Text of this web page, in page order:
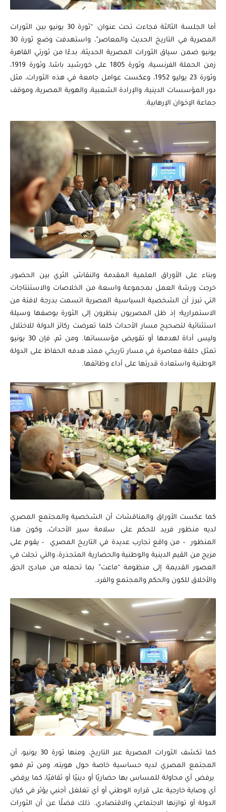
أما الجلسة الثالثة فجاءت تحت عنوان: “ثورة 30 يونيو بين الثورات
المصرية في التاريخ الحديث والمعاصر”، واستهدفت وضع ثورة 30
يونيو ضمن سياق الثورات المصرية الحديثة، بدءًا من ثورتي القاهرة
زمن الحملة الفرنسية، وثورة 1805 على خورشيد باشا، وثورة 1919،
وثورة 23 يوليو 1952، وعكست عوامل جامعة في هذه الثورات، مثل
دور المؤسسات الدينية، والإرادة الشعبية، والهوية المصرية، وموقف
جماعة الإخوان الإرهابية.
وبناء على الأوراق العلمية المقدمة والنقاش الثري بين الحضور،
خرجت ورشة العمل بمجموعة واسعة من الخلاصات والاستنتاجات
التي تبرز أن الشخصية السياسية المصرية اتسمت بدرجة لافتة من
الاستمرارية؛ إذ ظل المصريون ينظرون إلى الثورة بوصفها وسيلة
استثنائية لتصحيح مسار الأحداث كلما تعرضت ركائز الدولة للاختلال
وليس أداة لهدمها أو تقويض مؤسساتها. ومن ثم، فإن 30 يونيو
تمثل حلقة معاصرة في مسار تاريخي ممتد هدفه الحفاظ على الدولة
الوطنية واستعادة قدرتها على أداء وظائفها.
كما عكست الأوراق والمناقشات أن الشخصية والمجتمع المصري
لديه منظور فريد للحكم على سلامة سير الأحداث، وكون هذا
المنظور – من واقع تجارب عديدة في التاريخ المصري – يقوم على
مزيج من القيم الدينية والوطنية والحضارية المتجذرة، والتي تجلت في
العصور القديمة إلى منظومة “ماعت” بما تحمله من مبادئ الحق
والأخلاق للكون والحكم والمجتمع والفرد.
كما تكشف الثورات المصرية عبر التاريخ، ومنها ثورة 30 يونيو، أن
المجتمع المصري لديه حساسية خاصة حول هويته، ومن ثم فهو
يرفض أي محاولة للمساس بها حضاريًا أو دينيًا أو ثقافيًا، كما يرفض
أي وصاية خارجية على قراره الوطني أو أي تغلغل أجنبي يؤثر في كيان
الدولة أو توازنها الاجتماعي والاقتصادي. ذلك فضلًا عن أن الثورات